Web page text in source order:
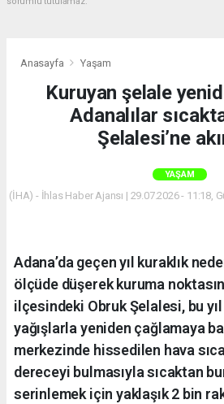
Anasayfa Yaşam
Kuruyan şelale
Adanalılar
Şelalesi’ne
YAŞAM
(İHA) - İhlas Haber Ajansı | 29.07.2026 - 11:18,
Adana’da geçen yıl kuraklık
ölçüde düşerek kuruma
ilçesindeki Obruk Şelalesi, bu
yağışlarla yeniden çağlamaya
merkezinde hissedilen hava
dereceyi bulmasıyla sıcaktan
serinlemek için yaklaşık 2 bin